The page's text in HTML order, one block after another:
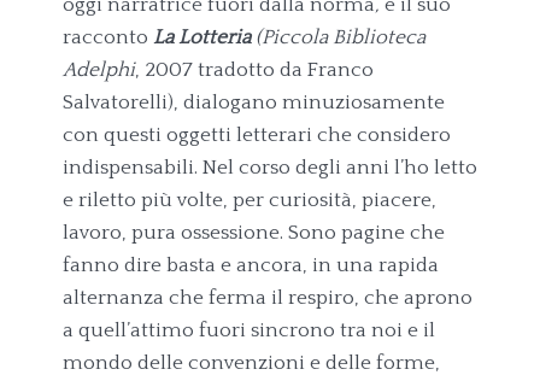
oggi narratrice fuori dalla norma, e il suo
racconto La Lotteria(Piccola Biblioteca
Adelphi, 2007 tradotto da Franco
Salvatorelli), dialogano minuziosamente
con questi oggetti letterari che considero
indispensabili. Nel corso degli anni l’ho letto
e riletto più volte, per curiosità, piacere,
lavoro, pura ossessione. Sono pagine che
fanno dire basta e ancora, in una rapida
alternanza che ferma il respiro, che aprono
a quell’attimo fuori sincrono tra noi e il
mondo delle convenzioni e delle forme,